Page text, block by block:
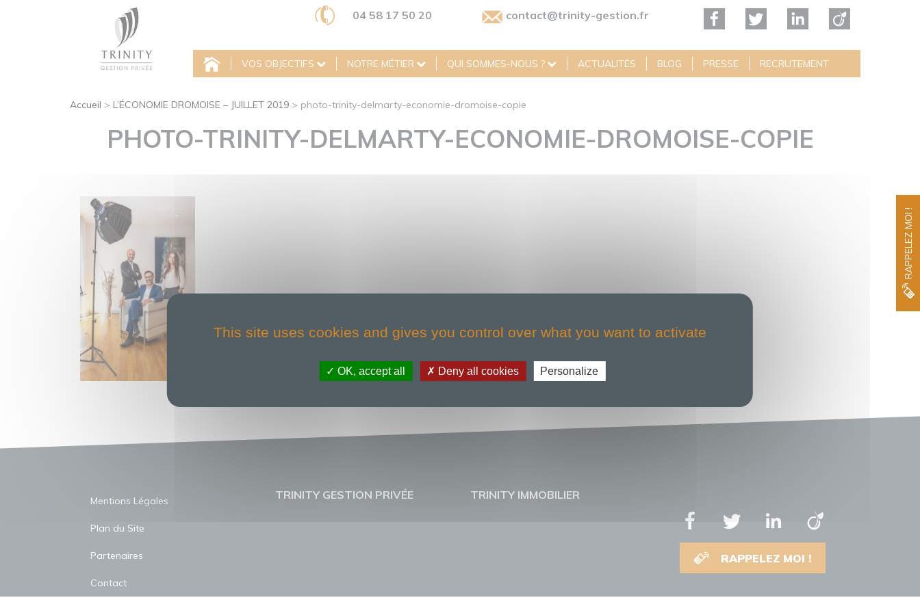
RAPPELEZ MOI !
04 58 17 50 20 contact@trinity-gestion.fr
VOS OBJECTIFS NOTRE MÉTIER QUI SOMMES-NOUS ? ACTUALITÉS BLOG PRESSE RECRUTEMENT
Accueil > L’ÉCONOMIE DROMOISE – JUILLET 2019 > photo-trinity-delmarty-economie-dromoise-copie
PHOTO-TRINITY-DELMARTY-ECONOMIE-DROMOISE-COPIE
Mentions Légales
Plan du Site
Partenaires
Contact
TRINITY GESTION PRIVÉE TRINITY IMMOBILIER
RAPPELEZ MOI !
This site uses cookies and gives you control over what you want to activate
OK, accept all Deny all cookies Personalize